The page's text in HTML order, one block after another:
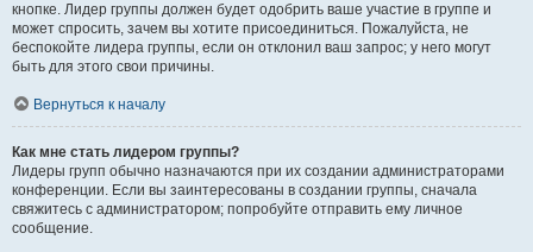
кнопке. Лидер группы должен будет одобрить ваше участие в группе и
может спросить, зачем вы хотите присоединиться. Пожалуйста, не
беспокойте лидера группы, если он отклонил ваш запрос; у него могут
быть для этого свои причины.
Вернуться к началу
Как мне стать лидером группы?
Лидеры групп обычно назначаются при их создании администраторами
конференции. Если вы заинтересованы в создании группы, сначала
свяжитесь с администратором; попробуйте отправить ему личное
сообщение.